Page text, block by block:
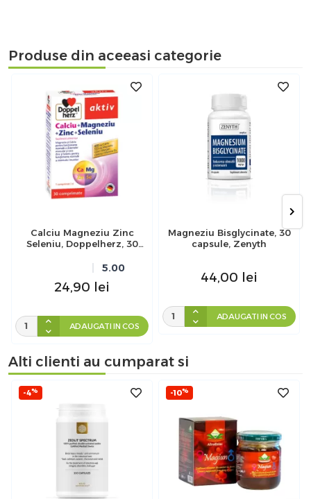
Produse din aceeasi categorie
Calciu Magneziu Zinc
Seleniu, Doppelherz, 30
5.00
24,90 lei
ADAUGATI IN COS
Magneziu Bisglycinate, 30
capsule, Zenyth
44,00 lei
ADAUGATI IN COS
Alti clienti au cumparat si
-4% -10%